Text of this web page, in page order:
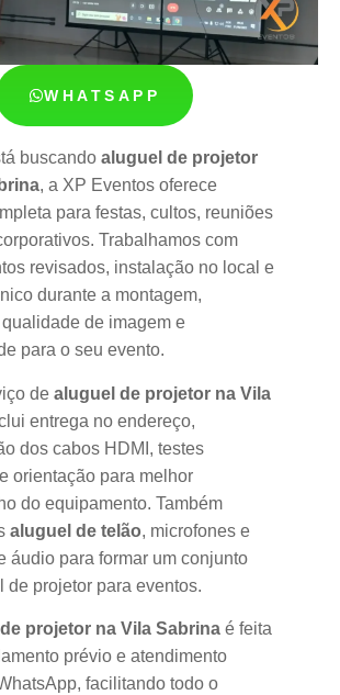
WHATSAPP
buscando aluguel de projetor
, a XP Eventos oferece
para festas, cultos, reuniões
Trabalhamos com
revisados, instalação no local e
durante a montagem,
de imagem e
para o seu evento.
de aluguel de projetor na Vila
entrega no endereço,
dos cabos HDMI, testes
orientação para melhor
do equipamento. Também
aluguel de telão, microfones e
áudio para formar um conjunto
de projetor para eventos.
projetor na Vila Sabrina é feita
prévio e atendimento
facilitando todo o